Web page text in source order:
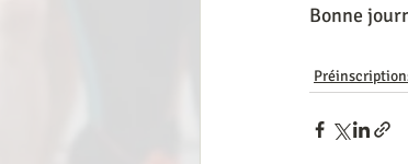
Bonne